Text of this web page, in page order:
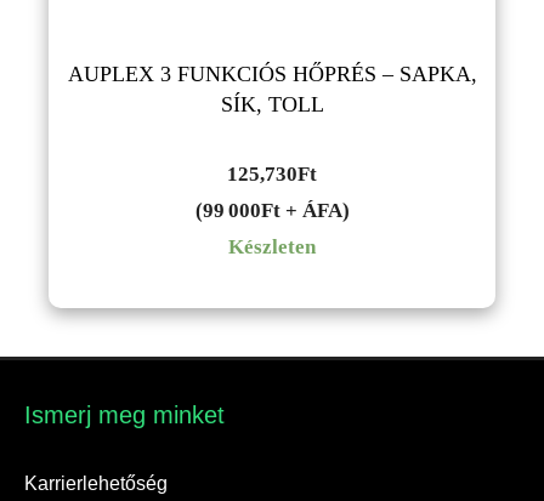
AUPLEX 3 FUNKCIÓS HŐPRÉS – SAPKA,
SÍK, TOLL
125,730Ft
(99 000Ft + ÁFA)
Készleten
Ismerj meg minket​
Karrierlehetőség